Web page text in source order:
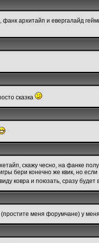
фанк архитайп и евергалайд
сказка
скажу чесно, на фанке
бери конечно же квик, но
ковра и поюзать, сразу будет
меня форумчане) у